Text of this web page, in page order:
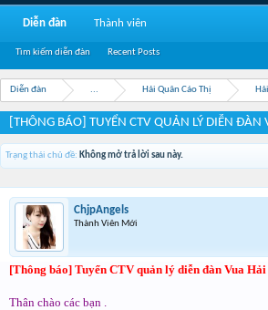
Diễn đàn ... Hải Quân Cáo Thị
[THÔNG BÁO] TUYỂN CTV QUẢN LÝ DIỄN
Trạng thái chủ đề: Không mở trả lời sau này.
ChjpAngels
Thành Viên Mới
[Thông báo] Tuyển CTV quản lý diễn đàn Vua
Thân chào các bạn .
Diễn đàn
Tìm kiếm diễn đàn Recent Posts
Thành viên